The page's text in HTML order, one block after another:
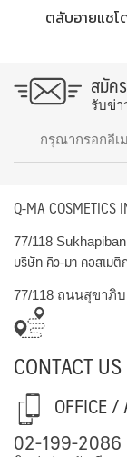
ตลับอายแชโ
สมัค
รับข่า
Q-MA COSMETICS
77/118
บริษัท คิว-มา คอสเมติ
77/118 ถนนสุขาภิบ
CONTACT US
OFFICE /
02-199-2086